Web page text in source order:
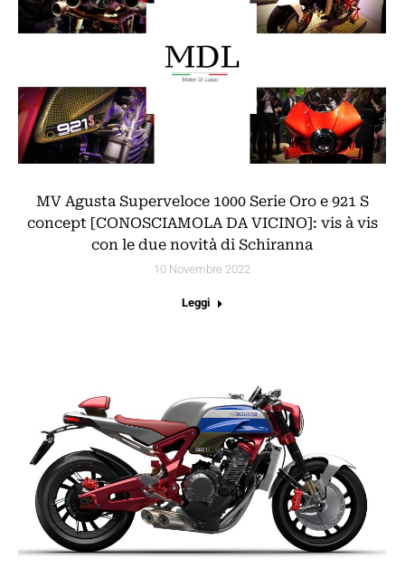
MV Agusta Superveloce 1000 Serie Oro e 921 S
concept [CONOSCIAMOLA DA VICINO]: vis à vis
con le due novità di Schiranna
10 Novembre 2022
Leggi